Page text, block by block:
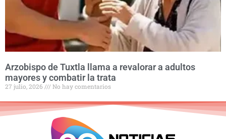
Arzobispo de Tuxtla llama a revalorar a adultos
mayores y combatir la trata
27 julio, 2026 No hay comentarios